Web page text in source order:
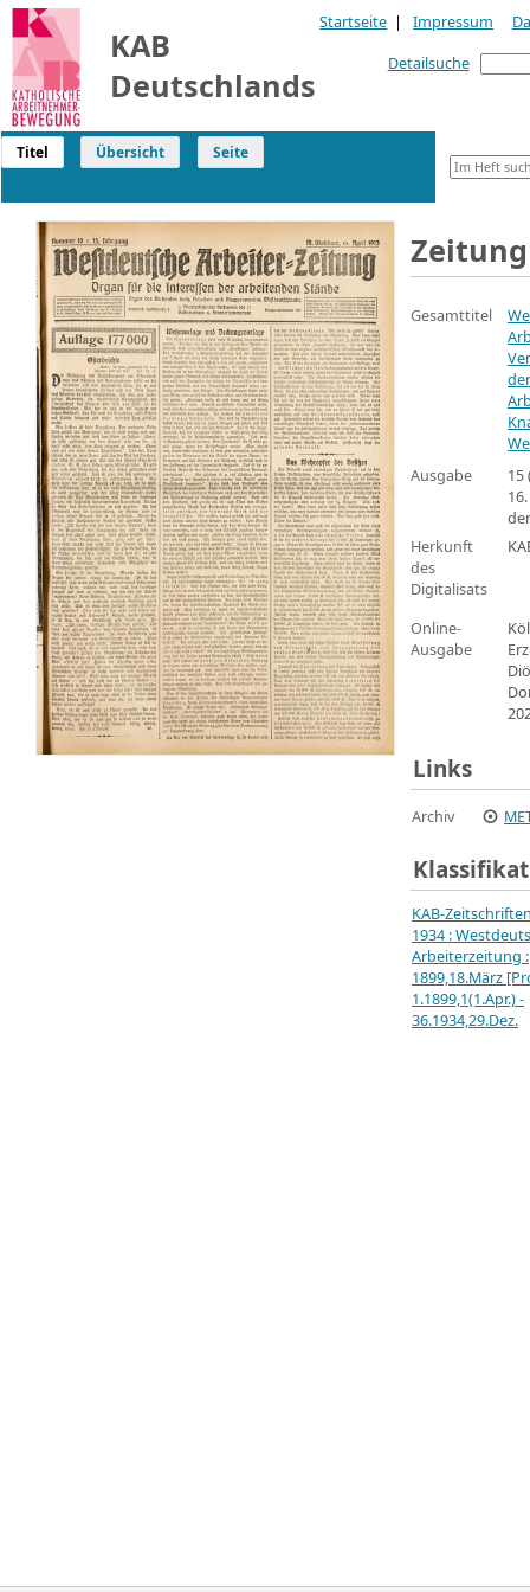
KAB
Deutschlands
Startseite | Impressum
Detailsuche
Titel Übersicht Seite
Zeitung
Gesamttitel
Ausgabe
15
Herkunft
des
Digitalisats
Online-
Ausgabe
Links
Archiv
KAB-
1934 :
Arbeiterzeitung :
1899,18.März
1.1899,1(1.Apr.) -
36.1934,29.Dez.